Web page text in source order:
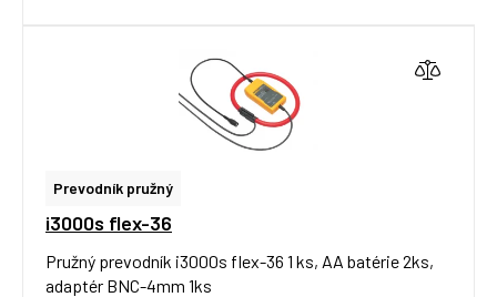
Prevodník pružný
i3000s flex-36
Pružný prevodník i3000s flex-36 1 ks, AA batérie 2ks,
adaptér BNC-4mm 1ks